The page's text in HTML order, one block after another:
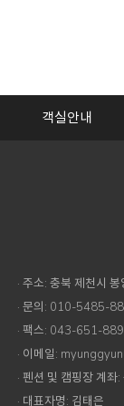
객실안내
· 주소: 충북 제천시
· 문의: 010-5485-
· 팩스: 043-651-
· 이메일:
· 펜션 및 캠핑장 계
· 대표자명: 김태은